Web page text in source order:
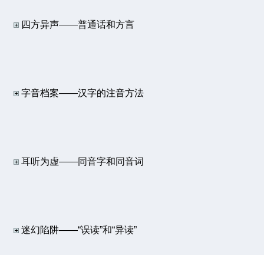
四方异声——普通话和方言
字音档案——汉字的注音方法
耳听为虚——同音字和同音词
迷幻陷阱——“误读”和“异读”